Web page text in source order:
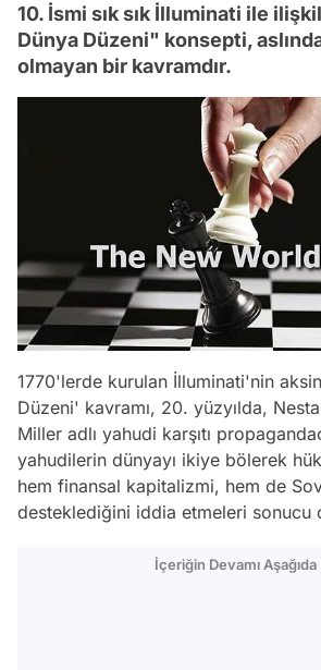
10. İsmi sık sık İlluminati ile
Dünya Düzeni" konsepti,
olmayan bir kavramdır.
1770'lerde kurulan İlluminati'nin
Düzeni' kavramı, 20. yüzyılda,
Miller adlı yahudi karşıtı
yahudilerin dünyayı ikiye bölerek
hem finansal kapitalizmi, hem de
desteklediğini iddia etmeleri sonucu
İçeriğin Devamı Aşağıda